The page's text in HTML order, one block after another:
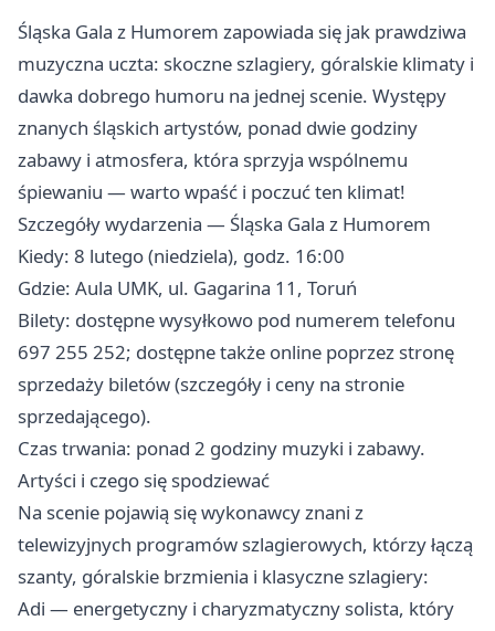
Śląska Gala z Humorem zapowiada się jak prawdziwa
muzyczna uczta: skoczne szlagiery, góralskie klimaty i
dawka dobrego humoru na jednej scenie. Występy
znanych śląskich artystów, ponad dwie godziny
zabawy i atmosfera, która sprzyja wspólnemu
śpiewaniu — warto wpaść i poczuć ten klimat!
Szczegóły wydarzenia — Śląska Gala z Humorem
Kiedy: 8 lutego (niedziela), godz. 16:00
Gdzie: Aula UMK, ul. Gagarina 11, Toruń
Bilety: dostępne wysyłkowo pod numerem telefonu
697 255 252; dostępne także online poprzez stronę
sprzedaży biletów (szczegóły i ceny na stronie
sprzedającego).
Czas trwania: ponad 2 godziny muzyki i zabawy.
Artyści i czego się spodziewać
Na scenie pojawią się wykonawcy znani z
telewizyjnych programów szlagierowych, którzy łączą
szanty, góralskie brzmienia i klasyczne szlagiery:
Adi — energetyczny i charyzmatyczny solista, który